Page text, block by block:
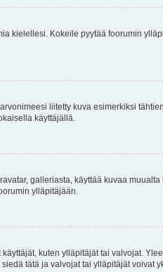
kielellesi. Kokeile pyytää foorumin
liitetty kuva esimerkiksi
käyttäjällä.
galleriasta, käyttää kuvaa
ylläpitäjään.
kuten ylläpitäjät tai valvojat.
tätä ja valvojat tai ylläpitäjät voivat